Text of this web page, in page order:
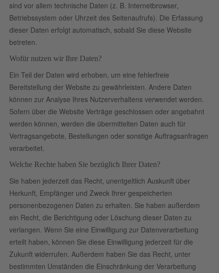
sind vor allem technische Daten (z. B. Internetbrowser,
Betriebssystem oder Uhrzeit des Seitenaufrufs). Die Erfassung
dieser Daten erfolgt automatisch, sobald Sie diese Website
betreten.
Wofür nutzen wir Ihre Daten?
Ein Teil der Daten wird erhoben, um eine fehlerfreie
Bereitstellung der Website zu gewährleisten. Andere Daten
können zur Analyse Ihres Nutzerverhaltens verwendet werden.
Sofern über die Website Verträge geschlossen oder angebahnt
werden können, werden die übermittelten Daten auch für
Vertragsangebote, Bestellungen oder sonstige Auftragsanfragen
verarbeitet.
Welche Rechte haben Sie bezüglich Ihrer Daten?
Sie haben jederzeit das Recht, unentgeltlich Auskunft über
Herkunft, Empfänger und Zweck Ihrer gespeicherten
personenbezogenen Daten zu erhalten. Sie haben außerdem
ein Recht, die Berichtigung oder Löschung dieser Daten zu
verlangen. Wenn Sie eine Einwilligung zur Datenverarbeitung
erteilt haben, können Sie diese Einwilligung jederzeit für die
Zukunft widerrufen. Außerdem haben Sie das Recht, unter
bestimmten Umständen die Einschränkung der Verarbeitung